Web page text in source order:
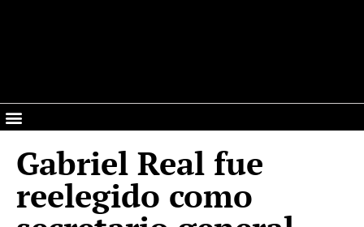
Gabriel Real fue
reelegido como